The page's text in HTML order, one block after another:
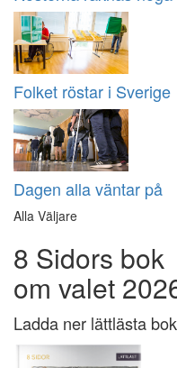
Folket röstar i Sverige
Dagen alla väntar på
Alla Väljare
8 Sidors bok
om valet
Ladda ner lättlästa